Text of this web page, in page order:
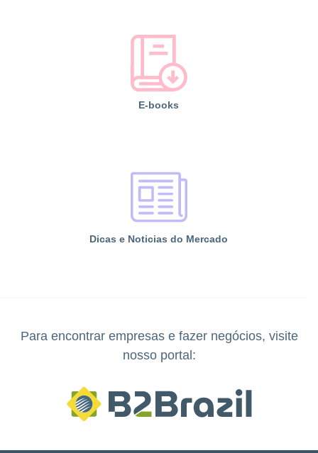
E-books
Dicas e Noticias do Mercado
Para encontrar empresas e fazer negócios, visite
nosso portal: